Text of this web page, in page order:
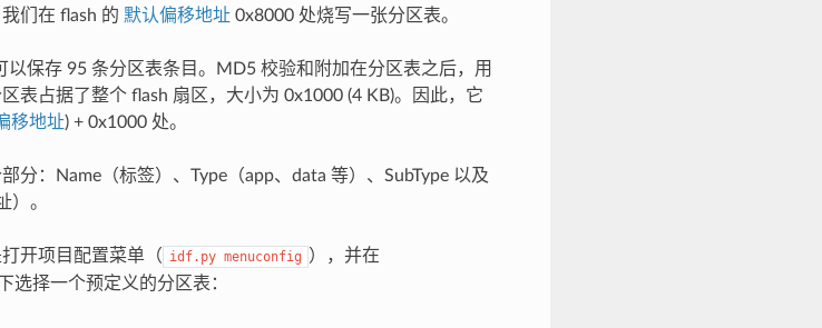
们在 flash 的 默认偏移地址0x8000 处烧写一张分区表。
保存 95 条分区表条目。MD5 校验和附加在分区表之后，用
表占据了整个 flash 扇区，大小为 0x1000 (4 KB)。因此，它
移地址) + 0x1000 处。
分：Name（标签）、Type（app、data 等）、SubType 以及
）。
开项目配置菜单（ idf.py menuconfig
），并在
选择一个预定义的分区表：